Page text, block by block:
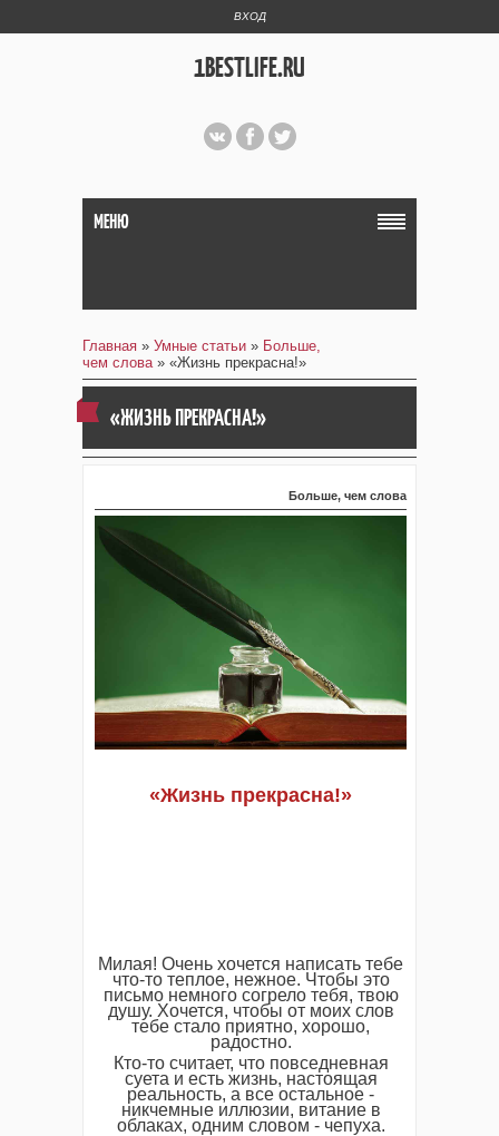
ВХОД
1BESTLIFE.RU
МЕНЮ
Главная » Умные статьи » Больше,
чем слова» «Жизнь прекрасна!»
«ЖИЗНЬ ПРЕКРАСНА!»
Больше, чем слова
«Жизнь прекрасна!»
Милая! Очень хочется написать тебе
что-то теплое, нежное. Чтобы это
письмо немного согрело тебя, твою
душу. Хочется, чтобы от моих слов
тебе стало приятно, хорошо,
радостно.
Кто-то считает, что повседневная
суета и есть жизнь, настоящая
реальность, а все остальное -
никчемные иллюзии, витание в
облаках, одним словом - чепуха.